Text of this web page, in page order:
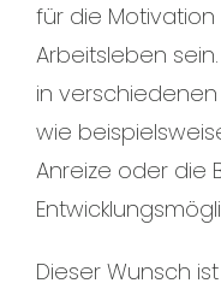
für die
Arbeitsleben
in
wie
Anreize oder die
Dieser Wunsch